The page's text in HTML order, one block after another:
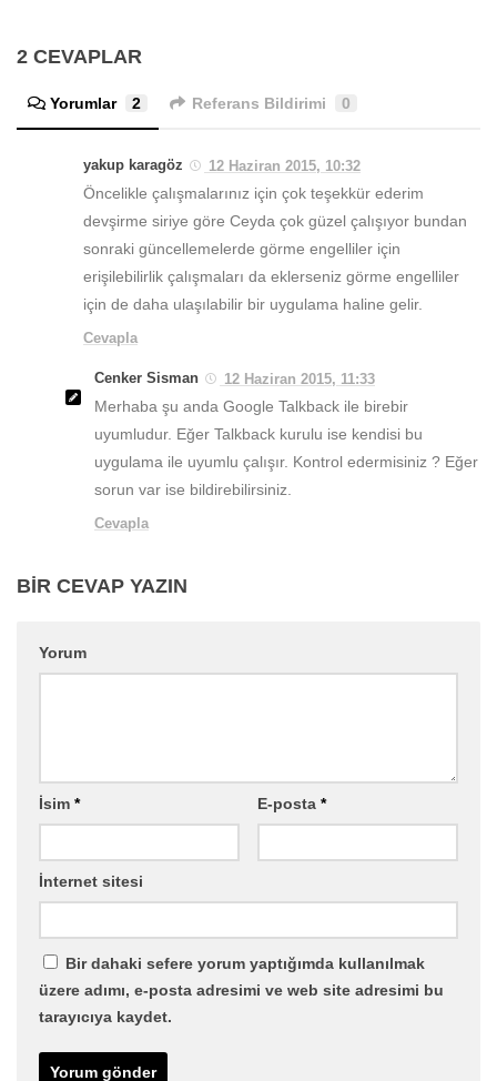
2 CEVAPLAR
Yorumlar 2 Referans Bildirimi 0
yakup karagöz 12 Haziran 2015, 10:32
Öncelikle çalışmalarınız için çok teşekkür ederim
devşirme siriye göre Ceyda çok güzel çalışıyor bundan
sonraki güncellemelerde görme engelliler için
erişilebilirlik çalışmaları da eklerseniz görme engelliler
için de daha ulaşılabilir bir uygulama haline gelir.
Cevapla
Cenker Sisman 12 Haziran 2015, 11:33
Merhaba şu anda Google Talkback ile birebir
uyumludur. Eğer Talkback kurulu ise kendisi bu
uygulama ile uyumlu çalışır. Kontrol edermisiniz ? Eğer
sorun var ise bildirebilirsiniz.
Cevapla
BIR CEVAP YAZIN
Yorum
İsim * E-posta *
İnternet sitesi
Bir dahaki sefere yorum yaptığımda kullanılmak
üzere adımı, e-posta adresimi ve web site adresimi bu
tarayıcıya kaydet.